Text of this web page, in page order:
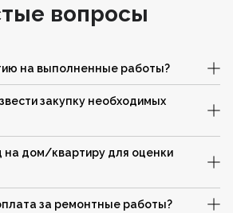
вопросы
на выполненные работы?
закупку необходимых
на дом/квартиру для оценки
за ремонтные работы?